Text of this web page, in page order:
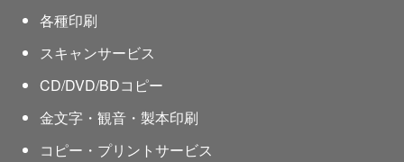
各種印刷
スキャンサービス
CD/DVD/BDコピー
金文字・観音・製本印刷
コピー・プリントサービス